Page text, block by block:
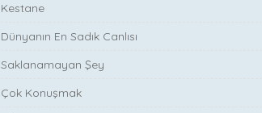
Kestane
Dünyanın En Sadık Canlısı
Saklanamayan Şey
Çok Konuşmak